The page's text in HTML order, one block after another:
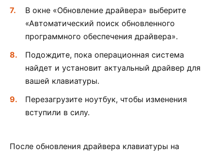
В окне «Обновление драйвера» выберите
«Автоматический поиск обновленного
программного обеспечения драйвера».
Подождите, пока операционная система
найдет и установит актуальный драйвер для
вашей клавиатуры.
Перезагрузите ноутбук, чтобы изменения
вступили в силу.
После обновления драйвера клавиатуры на